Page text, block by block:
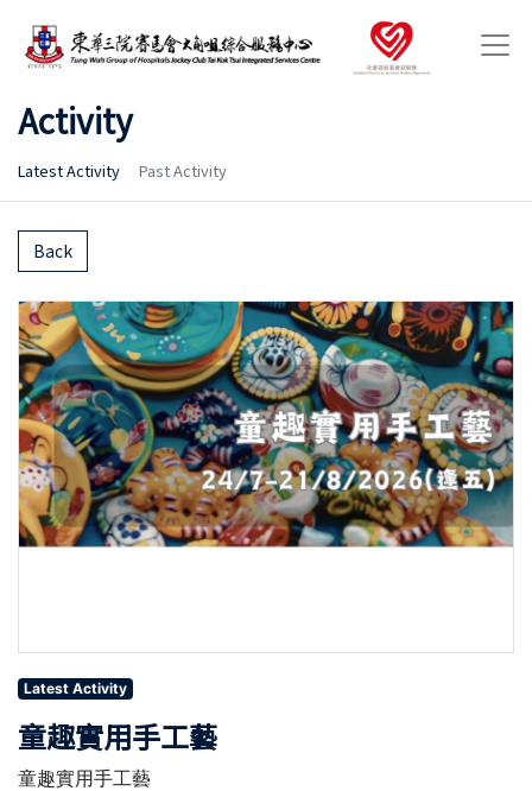
Activity
Latest Activity Past Activity
Back
Latest Activity
童趣實用手工藝
童趣實用手工藝